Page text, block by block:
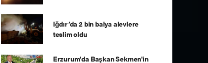
Iğdır’da 2 bin balya alevlere
teslim oldu
Erzurum'da Başkan Sekmen'in